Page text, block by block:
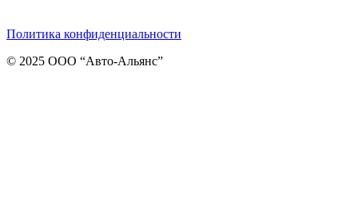
Политика конфиденциальности
© 2025 ООО “Авто-Альянс”